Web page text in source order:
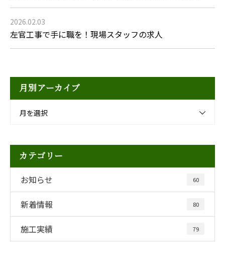
2026.02.03
左官工事で手に職を！現場スタッフの求人
月別アーカイブ
月を選択
カテゴリー
お知らせ 60
新着情報 80
施工実績 79